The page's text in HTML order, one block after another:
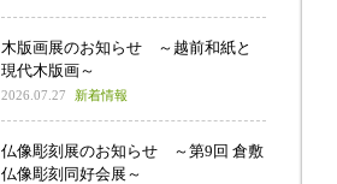
木版画展のお知らせ ～越前和紙と
現代木版画～
2026.07.27 新着情報
仏像彫刻展のお知らせ ～第9回 倉敷
仏像彫刻同好会展～